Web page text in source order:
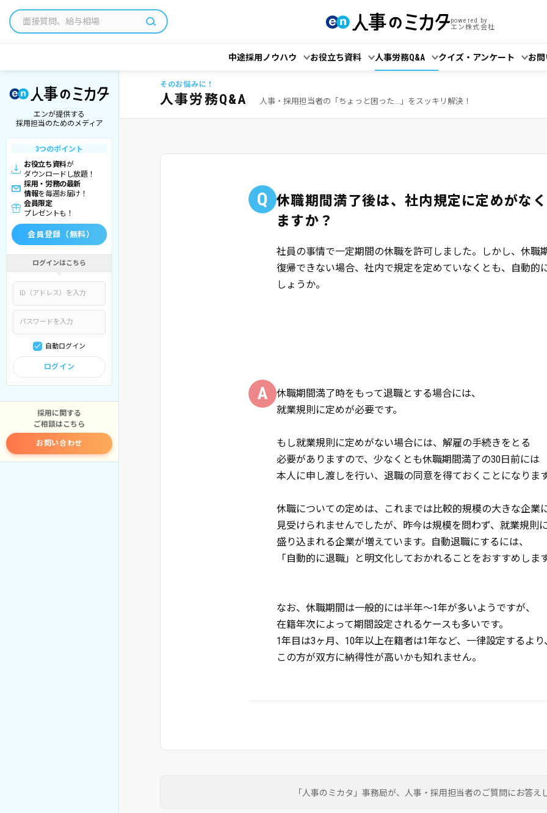
powered by
エン株式会社
中途採用ノウハウ お役立ち資料 人事労務Q&A クイズ・アンケート お問
エンが提供する
採用担当のためのメディア
3つのポイント
お役立ち資料が
ダウンロードし放題！
採用・労務の最新
情報を毎週お届け！
会員限定
プレゼントも！
会員登録（無料）
ログインはこちら
自動ログイン
ログイン
採用に関する
ご相談はこちら
お問い合わせ
そのお悩みに！
人事労務Q&A 人事・採用担当者の「ちょっと困った...」をスッキリ解決！
Q
休職期間満了後は、社内規定に定めがな
ますか？
社員の事情で一定期間の休職を許可しました。しかし、休職
復帰できない場合、社内で規定を定めていなくとも、自動的
しょうか。
A
休職期間満了時をもって退職とする場合には、
就業規則に定めが必要です。
もし就業規則に定めがない場合には、解雇の手続きをとる
必要がありますので、少なくとも休職期間満了の30日前には
本人に申し渡しを行い、退職の同意を得ておくことになりま
休職についての定めは、これまでは比較的規模の大きな企業
見受けられませんでしたが、昨今は規模を問わず、就業規則
盛り込まれる企業が増えています。自動退職にするには、
「自動的に退職」と明文化しておかれることをおすすめしま
なお、休職期間は一般的には半年～1年が多いようですが、
在籍年次によって期間設定されるケースも多いです。
1年目は3ヶ月、10年以上在籍者は1年など、一律設定するより
この方が双方に納得性が高いかも知れません。
「人事のミカタ」事務局が、 人事・採用担当者のご質問にお答え